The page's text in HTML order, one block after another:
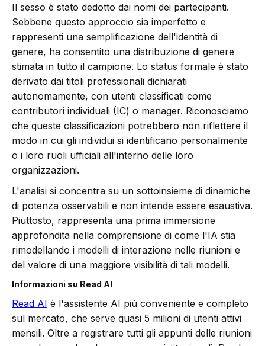
Il sesso è stato dedotto dai nomi dei partecipanti.
Sebbene questo approccio sia imperfetto e
rappresenti una semplificazione dell'identità di
genere, ha consentito una distribuzione di genere
stimata in tutto il campione. Lo status formale è stato
derivato dai titoli professionali dichiarati
autonomamente, con utenti classificati come
contributori individuali (IC) o manager. Riconosciamo
che queste classificazioni potrebbero non riflettere il
modo in cui gli individui si identificano personalmente
o i loro ruoli ufficiali all'interno delle loro
organizzazioni.
L'analisi si concentra su un sottoinsieme di dinamiche
di potenza osservabili e non intende essere esaustiva.
Piuttosto, rappresenta una prima immersione
approfondita nella comprensione di come l'IA stia
rimodellando i modelli di interazione nelle riunioni e
del valore di una maggiore visibilità di tali modelli.
Informazioni su Read AI
Read AI è l'assistente AI più conveniente e completo
sul mercato, che serve quasi 5 milioni di utenti attivi
mensili. Oltre a registrare tutti gli appunti delle riunioni